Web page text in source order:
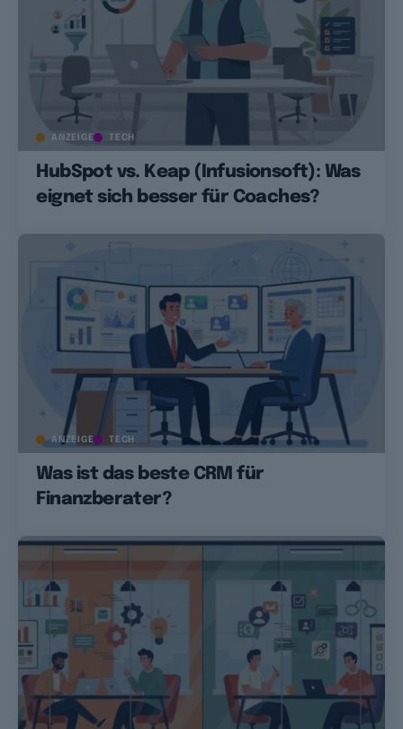
ANZEIGE TECH
HubSpot vs. Keap (Infusionsoft): Was
eignet sich besser für Coaches?
ANZEIGE TECH
Was ist das beste CRM für
Finanzberater?